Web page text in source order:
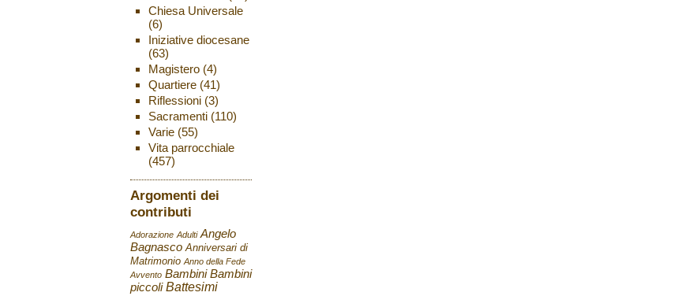
Chiesa Universale
(6)
Iniziative diocesane
(63)
Magistero(4)
Quartiere(41)
Riflessioni(3)
Sacramenti(110)
Varie(55)
Vita parrocchiale
(457)
Argomenti dei
contributi
Adorazione Adulti Angelo
Bagnasco Anniversari di
Matrimonio Anno della Fede
Avvento Bambini Bambini
piccoli Battesimi